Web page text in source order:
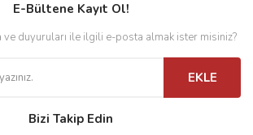
E-Bültene Kayıt Ol!
ve duyuruları ile ilgili e-posta almak ister misiniz?
EKLE
Bizi Takip Edin